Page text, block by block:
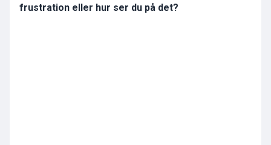
frustration eller hur ser du på det?